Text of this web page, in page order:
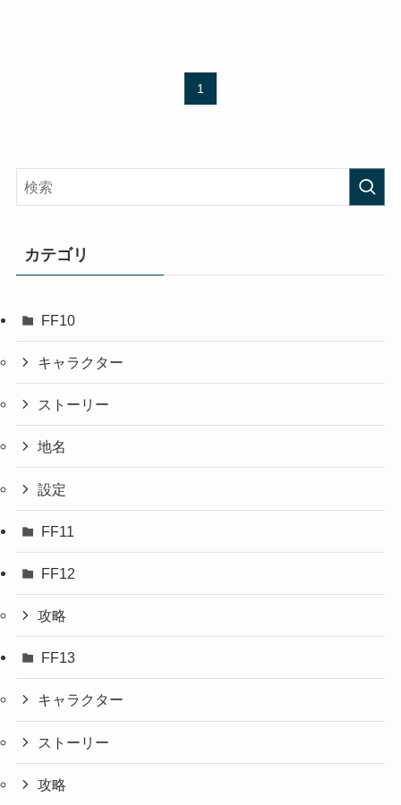
1
カテゴリ
FF10
キャラクター
ストーリー
地名
設定
FF11
FF12
攻略
FF13
キャラクター
ストーリー
攻略